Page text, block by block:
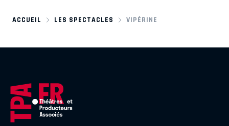
ACCUEIL LES SPECTACLES VIPÉRINE